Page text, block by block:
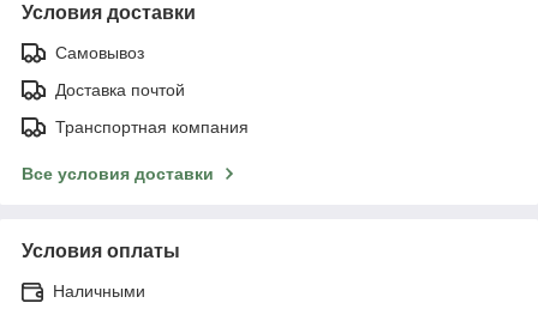
Условия доставки
Самовывоз
Доставка почтой
Транспортная компания
Все условия доставки
Условия оплаты
Наличными